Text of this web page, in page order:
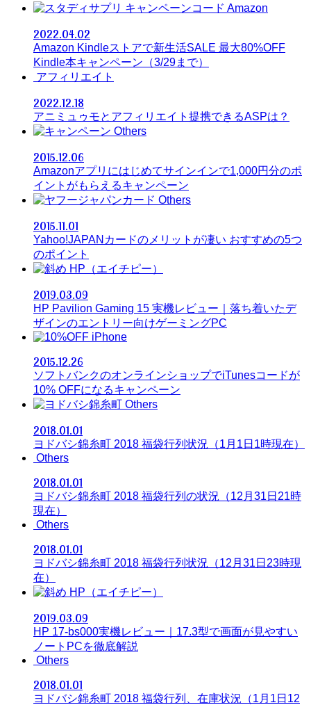
Amazon
2022.04.02
Amazon Kindleストアで新生活SALE 最大80%OFF
Kindle本キャンペーン（3/29まで）
アフィリエイト
2022.12.18
アニミュゥモとアフィリエイト提携できるASPは？
Others
2015.12.06
Amazonアプリにはじめてサインインで1,000円分のポ
イントがもらえるキャンペーン
Others
2015.11.01
Yahoo!JAPANカードのメリットが凄い おすすめの5つ
のポイント
HP（エイチピー）
2019.03.09
HP Pavilion Gaming 15 実機レビュー｜落ち着いたデ
ザインのエントリー向けゲーミングPC
iPhone
2015.12.26
ソフトバンクのオンラインショップでiTunesコードが
10% OFFになるキャンペーン
Others
2018.01.01
ヨドバシ錦糸町 2018 福袋行列状況（1月1日1時現在）
Others
2018.01.01
ヨドバシ錦糸町 2018 福袋行列の状況（12月31日21時
現在）
Others
2018.01.01
ヨドバシ錦糸町 2018 福袋行列状況（12月31日23時現
在）
HP（エイチピー）
2019.03.09
HP 17-bs000実機レビュー｜17.3型で画面が見やすい
ノートPCを徹底解説
Others
2018.01.01
ヨドバシ錦糸町 2018 福袋行列、在庫状況（1月1日12